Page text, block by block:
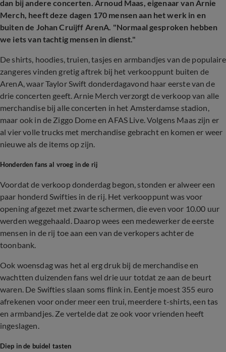
dan bij andere concerten. Arnoud Maas, eigenaar van Arnie
Merch, heeft deze dagen 170 mensen aan het werk in en
buiten de Johan Cruijff ArenA. "Normaal gesproken hebben
we iets van tachtig mensen in dienst."
De shirts, hoodies, truien, tasjes en armbandjes van de populaire
zangeres vinden gretig aftrek bij het verkooppunt buiten de
ArenA, waar Taylor Swift donderdagavond haar eerste van de
drie concerten geeft. Arnie Merch verzorgt de verkoop van alle
merchandise bij alle concerten in het Amsterdamse stadion,
maar ook in de Ziggo Dome en AFAS Live. Volgens Maas zijn er
al vier volle trucks met merchandise gebracht en komen er weer
nieuwe als de items op zijn.
Honderden fans al vroeg in de rij
Voordat de verkoop donderdag begon, stonden er alweer een
paar honderd Swifties in de rij. Het verkooppunt was voor
opening afgezet met zwarte schermen, die even voor 10.00 uur
werden weggehaald. Daarop wees een medewerker de eerste
mensen in de rij toe aan een van de verkopers achter de
toonbank.
Ook woensdag was het al erg druk bij de merchandise en
wachtten duizenden fans wel drie uur totdat ze aan de beurt
waren. De Swifties slaan soms flink in. Eentje moest 355 euro
afrekenen voor onder meer een trui, meerdere t-shirts, een tas
en armbandjes. Ze vertelde dat ze ook voor vrienden heeft
ingeslagen.
Diep in de buidel tasten